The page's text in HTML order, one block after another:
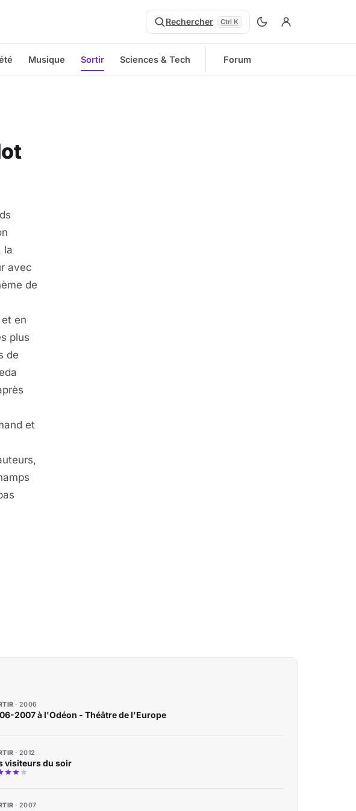
Rechercher Ctrl K
Musique Sortir Sciences & Tech Forum
la
avec
de
et en
plus
de
et
2006
2007 à l'Odéon - Théâtre de l'Europe
2012
visiteurs du soir
2007